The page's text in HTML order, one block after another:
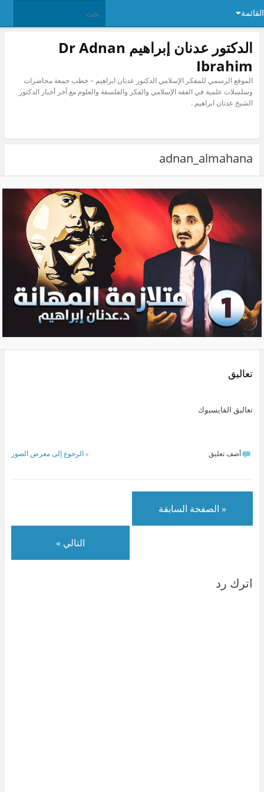
الدكتور عدنان إبراهيم Dr Adnan
Ibrahim
الموقع الرسمي للمفكر الإسلامي الدكتور عدنان ابراهيم – خطب جمعة محاضرات
وسلسلات علمية في الفقه الإسلامي والفكر والفلسفة والعلوم مع آخر أخبار الدكتور
الشيخ عدنان ابراهيم .
adnan_almahana
تعاليق
تعاليق الفايسبوك
الرجوع إلى معرض الصور أضف تعليق
« الصفحة السابقة
التالي »
اترك رد